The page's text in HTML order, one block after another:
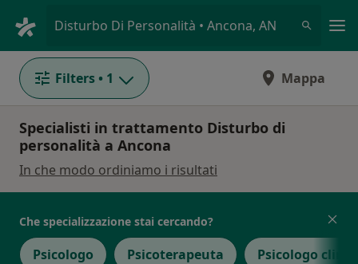
Disturbo Di Personalità • Ancona, AN
Filters • 1 Mappa
Specialisti in trattamento Disturbo di
personalità a Ancona
In che modo ordiniamo i risultati
Che specializzazione stai cercando?
Psicologo Psicoterapeuta Psicologo